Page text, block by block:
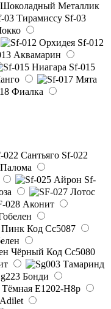
Шоколадный Металлик
Sf-03
Sf-012
Аквамарин
Sf-015
Фиалка
Sf-022
Sf-
028 Аконит
Пинк Код Сс5087
Чёрный Код Сс5080
Бонди
E1202-H8p